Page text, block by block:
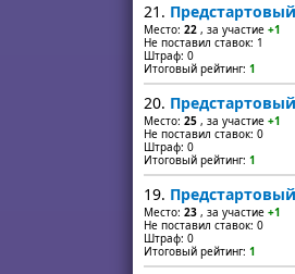
21.
Место: 22 , за участие +1
Не поставил ставок: 1
Штраф: 0
Итоговый рейтинг: 1
20.
Место: 25 , за участие +1
Не поставил ставок: 0
Штраф: 0
Итоговый рейтинг: 1
19.
Место: 23 , за участие +1
Не поставил ставок: 0
Штраф: 0
Итоговый рейтинг: 1